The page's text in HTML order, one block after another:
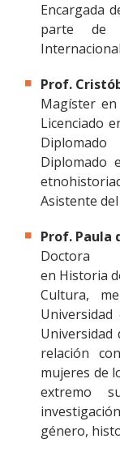
Encargada
parte de
Prof.
Magíster
Licenciado
Diplomado
Asistente
Prof. Paula
Doctora
en Historia
Cultura,
Universidad
relación
mujeres de
extremo
género,